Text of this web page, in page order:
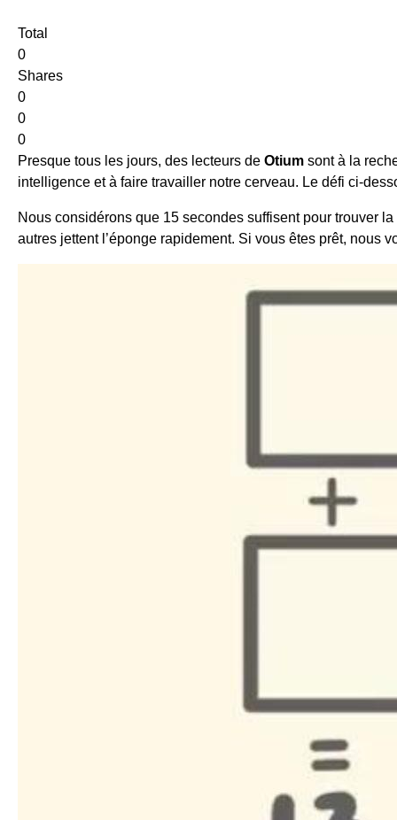
Total
0
Shares
0
0
0
Presque tous les jours, des lecteurs de Otium sont à la
intelligence et à faire travailler notre cerveau. Le défi ci-
Nous considérons que 15 secondes suffisent pour trouver
autres jettent l’éponge rapidement. Si vous êtes prêt, nous